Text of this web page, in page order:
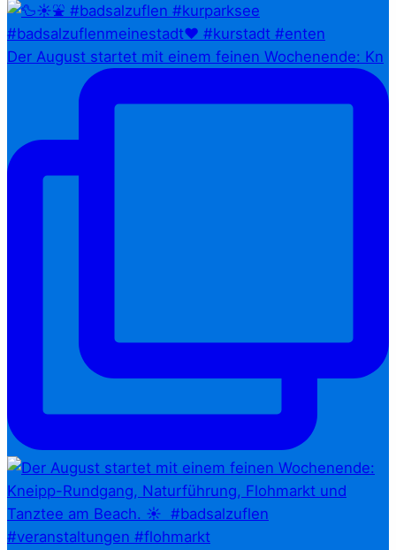
Der August startet mit einem feinen Wochenende: Kn